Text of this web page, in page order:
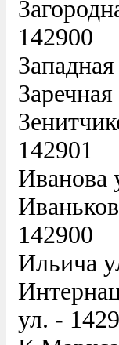
142900
142901
Иванова
142900
Ильича
ул. -